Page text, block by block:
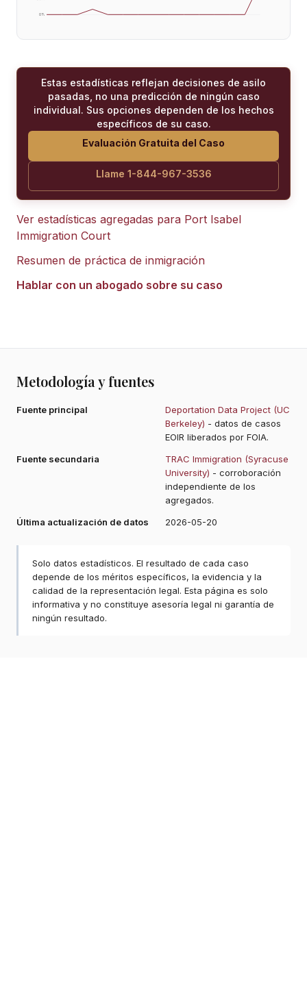
0%
Estas estadísticas reflejan decisiones de asilo
pasadas, no una predicción de ningún caso
individual. Sus opciones dependen de los hechos
específicos de su caso.
Evaluación Gratuita del Caso
Llame 1-844-967-3536
Ver estadísticas agregadas para Port Isabel
Immigration Court
Resumen de práctica de inmigración
Hablar con un abogado sobre su caso
Metodología y fuentes
Fuente principal
Deportation Data Project (UC
Berkeley) - datos de casos
EOIR liberados por FOIA.
Fuente secundaria
TRAC Immigration (Syracuse
University) - corroboración
independiente de los
agregados.
Última actualización de datos
2026-05-20
Solo datos estadísticos. El resultado de cada caso
depende de los méritos específicos, la evidencia y la
calidad de la representación legal. Esta página es solo
informativa y no constituye asesoría legal ni garantía de
ningún resultado.